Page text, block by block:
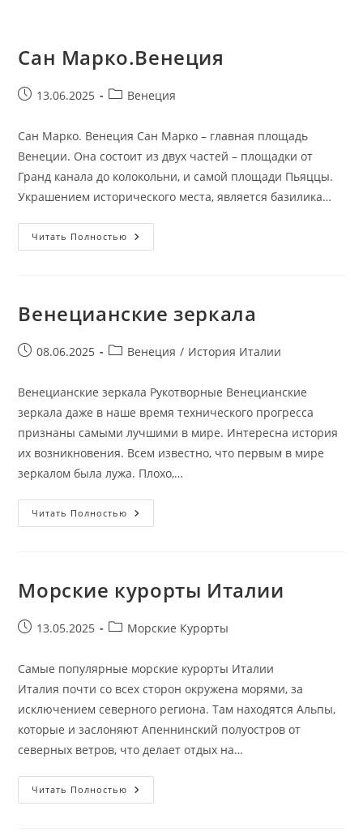
Сан Марко.Венеция
Запись13.06.2025
Рубрика
Венеция
Сан Марко. Венеция Сан Марко – главная площадь
Венеции. Она состоит из двух частей – площадки от
Гранд канала до колокольни, и самой площади Пьяццы.
Украшением исторического места, является базилика…
Читать Полностью Сан
Марко.Венеция
Венецианские зеркала
Запись08.06.2025
Рубрика
Венеция / История Италии
Венецианские зеркала Рукотворные Венецианские
зеркала даже в наше время технического прогресса
признаны самыми лучшими в мире. Интересна история
их возникновения. Всем известно, что первым в мире
зеркалом была лужа. Плохо,…
Читать Полностью Венецианские
Зеркала
Морские курорты Италии
Запись13.05.2025
Рубрика
Морские Курорты
Самые популярные морские курорты Италии
Италия почти со всех сторон окружена морями, за
исключением северного региона. Там находятся Альпы,
которые и заслоняют Апеннинский полуостров от
северных ветров, что делает отдых на…
Читать Полностью Морские
Курорты